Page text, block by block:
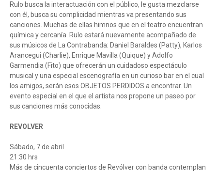
Rulo busca la interactuación con el público, le gusta mezclarse
con él, busca su complicidad mientras va presentando sus
canciones. Muchas de ellas himnos que en el teatro encuentran
química y cercanía. Rulo estará nuevamente acompañado de
sus músicos de La Contrabanda: Daniel Baraldes (Patty), Karlos
Arancegui (Charlie), Enrique Mavilla (Quique) y Adolfo
Garmendia (Fito) que ofrecerán un cuidadoso espectáculo
musical y una especial escenografía en un curioso bar en el cual
los amigos, serán esos OBJETOS PERDIDOS a encontrar. Un
evento especial en el que el artista nos propone un paseo por
sus canciones más conocidas.
REVOLVER
Sábado, 7 de abril
21:30 hrs
Más de cincuenta conciertos de Revólver con banda contemplan